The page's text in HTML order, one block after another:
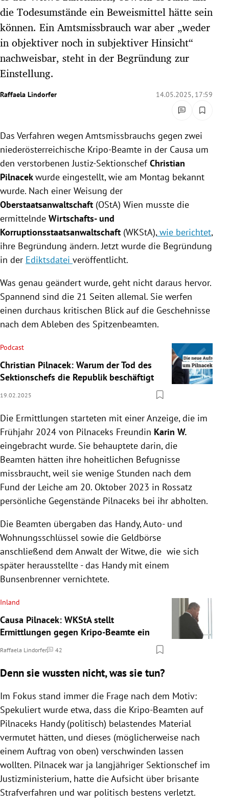
Untermenü
Untermenü
Untermenü
Untermenü
die Todesumstände ein Beweismittel hätte sein
können. Ein Amtsmissbrauch war aber „weder
in objektiver noch in subjektiver Hinsicht“
nachweisbar, steht in der Begründung zur
Einstellung.
Raffaela Lindorfer 14.05.2025, 17:59
Das Verfahren wegen Amtsmissbrauchs gegen zwei
niederösterreichische Kripo-Beamte in der Causa um
den verstorbenen Justiz-SektionschefChristian
Pilnacekwurde eingestellt, wie am Montag bekannt
wurde. Nach einer Weisung der
Oberstaatsanwaltschaft (OStA) Wien musste die
ermittelnde Wirtschafts- und
Korruptionsstaatsanwaltschaft (WKStA),wie berichtet,
ihre Begründung ändern. Jetzt wurde die Begründung
in der Ediktsdatei veröffentlicht.
Was genau geändert wurde, geht nicht daraus hervor.
Spannend sind die 21 Seiten allemal. Sie werfen
einen durchaus kritischen Blick auf die Geschehnisse
nach dem Ableben des Spitzenbeamten.
Podcast
Christian Pilnacek: Warum der Tod des
Sektionschefs die Republik beschäftigt
19.02.2025
Die Ermittlungen starteten mit einer Anzeige, die im
Frühjahr 2024 von Pilnaceks Freundin Karin W.
eingebracht wurde. Sie behauptete darin, die
Beamten hätten ihre hoheitlichen Befugnisse
missbraucht, weil sie wenige Stunden nach dem
Fund der Leiche am 20. Oktober 2023 in Rossatz
persönliche Gegenstände Pilnaceks bei ihr abholten.
Die Beamten übergaben das Handy, Auto- und
Wohnungsschlüssel sowie die Geldbörse
anschließend dem Anwalt der Witwe, die wie sich
später herausstellte - das Handy mit einem
Bunsenbrenner vernichtete.
Inland
Causa Pilnacek: WKStA stellt
Ermittlungen gegen Kripo-Beamte ein
Raffaela Lindorfer 42
Kommentare
Denn sie wussten nicht, was sie tun?
Im Fokus stand immer die Frage nach dem Motiv:
Spekuliert wurde etwa, dass die Kripo-Beamten auf
Pilnaceks Handy (politisch) belastendes Material
vermutet hätten, und dieses (möglicherweise nach
einem Auftrag von oben) verschwinden lassen
wollten. Pilnacek war ja langjähriger Sektionschef im
Justizministerium, hatte die Aufsicht über brisante
Strafverfahren und war politisch bestens verletzt.